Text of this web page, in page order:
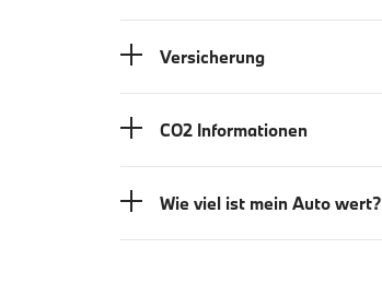
Versicherung
CO2 Informationen
Wie viel ist mein Auto wert?